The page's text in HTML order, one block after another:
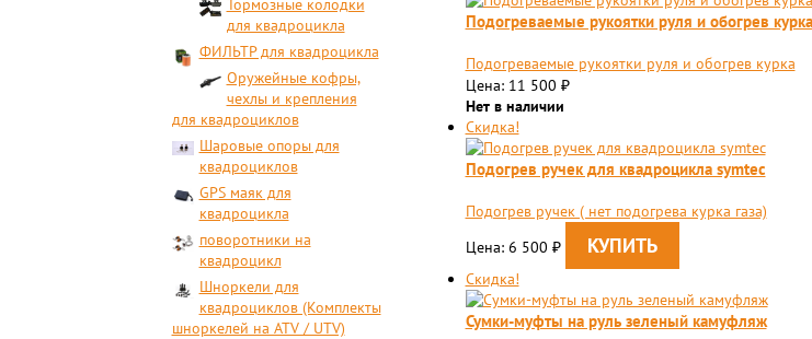
Тормозные колодки
для квадроцикла
ФИЛЬТР для квадроцикла
Оружейные кофры,
чехлы и крепления
для квадроциклов
Шаровые опоры для
квадроциклов
GPS маяк для
квадроцикла
поворотники на
квадроцикл
Шноркели для
квадроциклов (Комплекты
шноркелей на ATV / UTV)
Подогреваемые рукоятки руля и обогрев курка
Подогреваемые рукоятки руля и обогрев курка
Цена: 11 500 ₽
Нет в наличии
Скидка!
Подогрев ручек для квадроцикла symtec
Подогрев ручек ( нет подогрева курка газа)
Цена: 6 500 ₽
Скидка!
Сумки-муфты на руль зеленый камуфляж